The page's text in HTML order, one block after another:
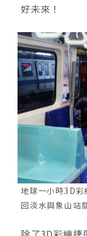
好未來！
地球一小時3D
回淡水與象山站